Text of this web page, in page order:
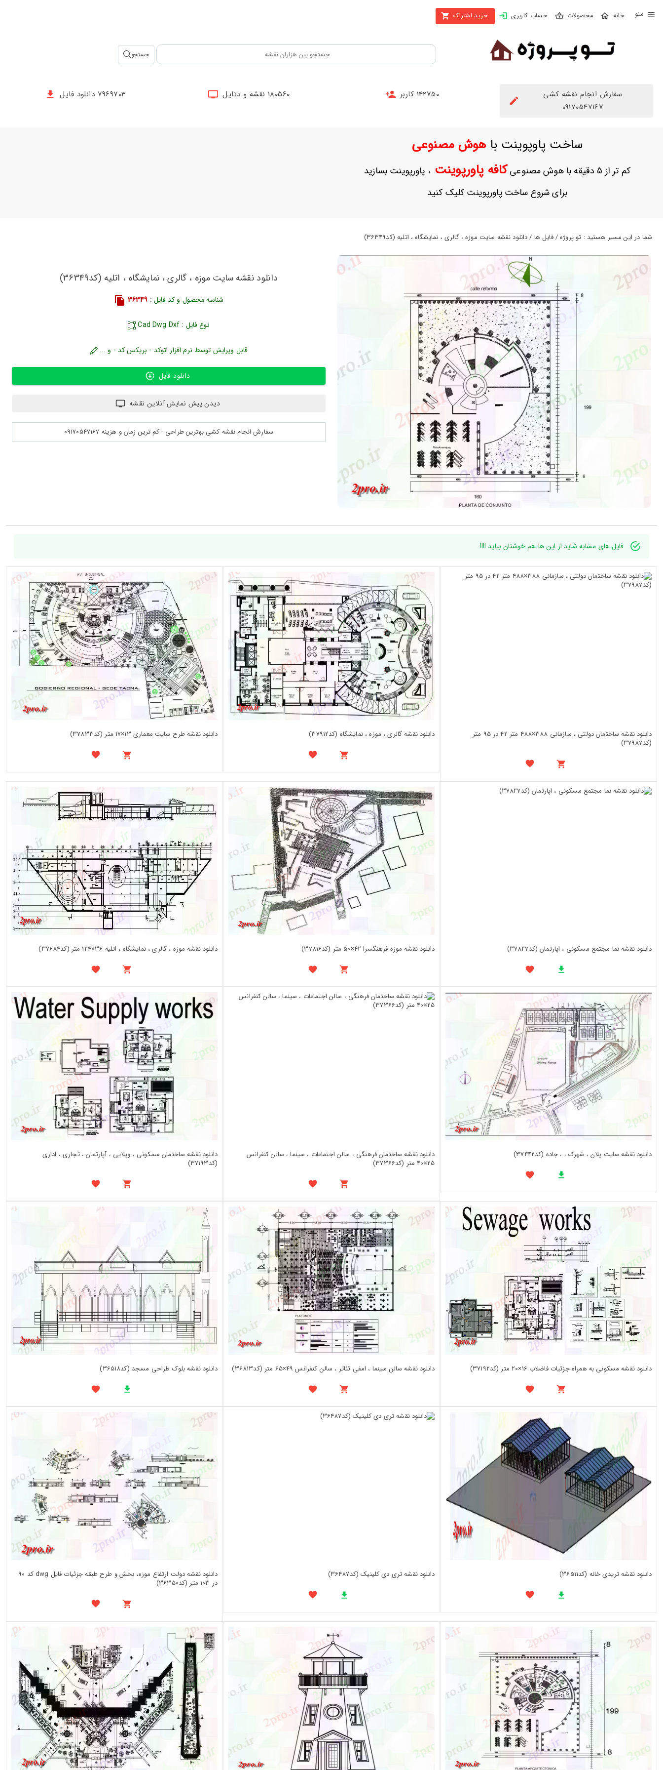
محصولات حساب کاربری خرید اشتراک
بستن
محصولات
حساب
کاربری
ثبت
نام
مندی
ها
جستجو
سفارش انجام نقشه کشی
09170547167
142750 کاربر 180560 نقشه و دتایل 7969703 دانلود فایل
ساخت پاوپوینت باهوش مصنوعی
کم تر از 5 دقیقه با هوش مصنوعی کافه پاورپوینت، پاورپوینت بسازید
برای شروع ساخت پاورپوینت کلیک کنید
شما در این مسیر هستید : تو پروژه / فایل ها / دانلود نقشه سایت موزه ، گالری ، نمایشگاه ، اتلیه (کد36349)
دانلود نقشه سایت موزه ، گالری ، نمایشگاه ، اتلیه (کد36349)
شناسه محصول و کد فایل : 36349
نوع فایل : Cad Dwg Dxf
قابل ویرایش توسط نرم افزار اتوکد - بریکس کد - و ...
دانلود فایل
دیدن پیش نمایش آنلاین نقشه
سفارش انجام نقشه کشی بهترین طراحی - کم ترین زمان و هزینه 09170547167
فایل های مشابه شاید از این ها هم خوشتان بیاید !!!!
دانلود نقشه ساختمان دولتی ، سازمانی 388×488 متر 42 در 95 متر
(کد37987)
دانلود نقشه گالری ، موزه ، نمایشگاه (کد37912) دانلود نقشه طرح سایت معماری 13×17 متر (کد37833)
دانلود نقشه نما مجتمع مسکونی ، اپارتمان (کد37827) دانلود نقشه موزه فرهنگسرا 42×50 متر (کد37816) دانلود نقشه موزه ، گالری ، نمایشگاه ، اتلیه 36×124 متر (کد37684)
دانلود نقشه سایت پلان ، شهرک ، ، جاده (کد37442)
دانلود نقشه ساختمان فرهنگی ، سالن اجتماعات ، سینما ، سالن کنفرانس
25×40 متر (کد37366)
دانلود نقشه ساختمان مسکونی ، ویلایی ، آپارتمان ، تجاری ، اداری
(کد37193)
دانلود نقشه مسکونی به همراه جزئیات فاضلاب 16×20 متر (کد37192) دانلود نقشه سالن سینما ، امفی تئاتر ، سالن کنفرانس 49×65 متر (کد36813) دانلود نقشه بلوک طراحی مسجد (کد36518)
دانلود نقشه تریدی خانه (کد36511) دانلود نقشه تری دی کلینیک (کد36487)
دانلود نقشه دولت ارتفاع موزه، بخش و طرح طبقه جزئیات فایل dwg کد 90
در 103 متر (کد36350)